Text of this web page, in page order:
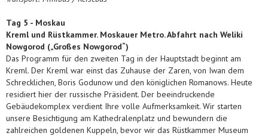
Tag 5 - Moskau
Kreml und Rüstkammer. Moskauer Metro. Abfahrt nach Weliki
Nowgorod („Großes Nowgorod“)
Das Programm für den zweiten Tag in der Hauptstadt beginnt am
Kreml. Der Kreml war einst das Zuhause der Zaren, von Iwan dem
Schrecklichen, Boris Godunow und den königlichen Romanows. Heute
residiert hier der russische Präsident. Der beeindruckende
Gebäudekomplex verdient Ihre volle Aufmerksamkeit. Wir starten
unsere Besichtigung am Kathedralenplatz und bewundern die
zahlreichen goldenen Kuppeln, bevor wir das Rüstkammer Museum